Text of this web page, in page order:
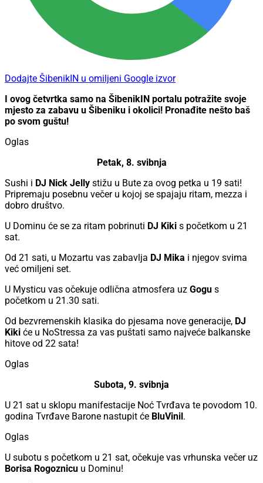
Dodajte ŠibenikIN u omiljeni Google izvor
I ovog četvrtka samo na ŠibenikIN portalu potražite svoje
mjesto za zabavu u Šibeniku i okolici! Pronađite nešto baš
po svom guštu!
Oglas
Petak, 8. svibnja
Sushi i DJ Nick Jelly stižu u Bute za ovog petka u 19 sati!
Pripremaju posebnu večer u kojoj se spajaju ritam, mezza i
dobro društvo.
U Dominu će se za ritam pobrinuti DJ Kiki s početkom u 21
sat.
Od 21 sati, u Mozartu vas zabavlja DJ Mika i njegov svima
već omiljeni set.
U Mysticu vas očekuje odlična atmosfera uz Gogu s
početkom u 21.30 sati.
Od bezvremenskih klasika do pjesama nove generacije, DJ
Kiki će u NoStressa za vas puštati samo najveće balkanske
hitove od 22 sata!
Oglas
Subota, 9. svibnja
U 21 sat u sklopu manifestacije Noć Tvrđava te povodom 10.
godina Tvrđave Barone nastupit će BluVinil .
Oglas
U subotu s početkom u 21 sat, očekuje vas vrhunska večer uz
Borisa Rogoznicu u Dominu!